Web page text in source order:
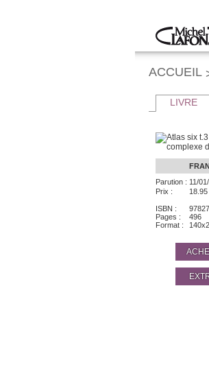
Accueil
ACCUEIL
LIVRE
Parution : 11/
Prix : 18.95
ISBN :
Pages :
496
Format :